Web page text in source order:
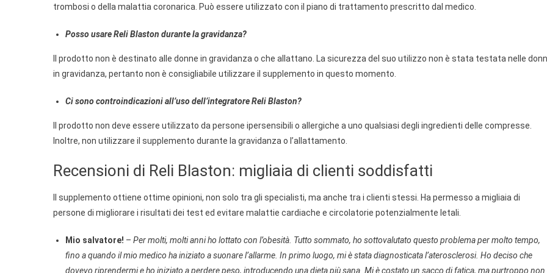
trombosi o della malattia coronarica. Può essere utilizzato con il piano di trattamento prescritto dal medico.
Posso usare Reli Blaston durante la gravidanza?
Il prodotto non è destinato alle donne in gravidanza o che allattano. La sicurezza del suo utilizzo non è stata testata nelle
in gravidanza, pertanto non è consigliabile utilizzare il supplemento in questo momento.
Ci sono controindicazioni all’uso dell’integratore Reli Blaston?
Il prodotto non deve essere utilizzato da persone ipersensibili o allergiche a uno qualsiasi degli ingredienti delle compresse.
Inoltre, non utilizzare il supplemento durante la gravidanza o l’allattamento.
Recensioni di Reli Blaston: migliaia di clienti soddisfatti
Il supplemento ottiene ottime opinioni, non solo tra gli specialisti, ma anche tra i clienti stessi. Ha permesso a migliaia di
persone di migliorare i risultati dei test ed evitare malattie cardiache e circolatorie potenzialmente letali.
Mio salvatore! – Per molti, molti anni ho lottato con l’obesità. Tutto sommato, ho sottovalutato questo problema per molto tempo,
fino a quando il mio medico ha iniziato a suonare l’allarme. In primo luogo, mi è stata diagnosticata l’aterosclerosi. Ho deciso che
dovevo riprendermi e ho iniziato a perdere peso, introducendo una dieta più sana. Mi è costato un sacco di fatica, ma purtroppo non